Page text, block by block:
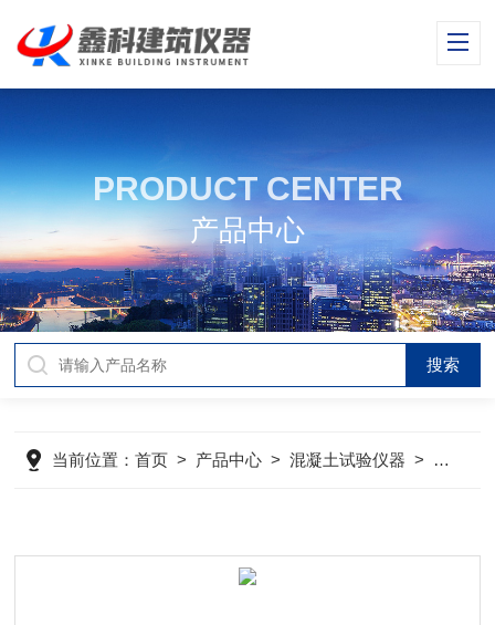
PRODUCT CENTER
产品中心
当前位置：首页 > 产品中心 >混凝土试验仪器 > 混凝土